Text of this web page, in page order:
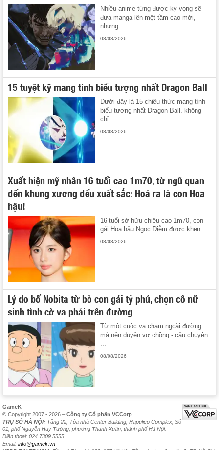
Nhiều anime từng được kỳ vọng sẽ
đưa manga lên một tầm cao mới,
nhưng ...
08/08/2026
15 tuyệt kỹ mang tính biểu tượng nhất Dragon Ball
Dưới đây là 15 chiêu thức mang tính
biểu tượng nhất Dragon Ball, không
chỉ ...
08/08/2026
Xuất hiện mỹ nhân 16 tuổi cao 1m70, từ ngũ quan
đến khung xương đều xuất sắc: Hoá ra là con Hoa
hậu!
16 tuổi sở hữu chiều cao 1m70, con
gái Hoa hậu Ngọc Diễm được khen ...
08/08/2026
Lý do bố Nobita từ bỏ con gái tỷ phú, chọn cô nữ
sinh tình cờ va phải trên đường
Từ một cuộc va chạm ngoài đường
mà nên duyên vợ chồng - câu chuyện
08/08/2026
GameK
© Copyright 2007 - 2026 – Công ty Cổ phần VCCorp
TRỤ SỞ HÀ NỘI: Tầng 22, Tòa nhà Center Building, Hapulico Complex, Số
01, phố Nguyễn Huy Tưởng, phường Thanh Xuân, thành phố Hà Nội.
Điện thoại: 024 7309 5555.
Email: info@gamek.vn